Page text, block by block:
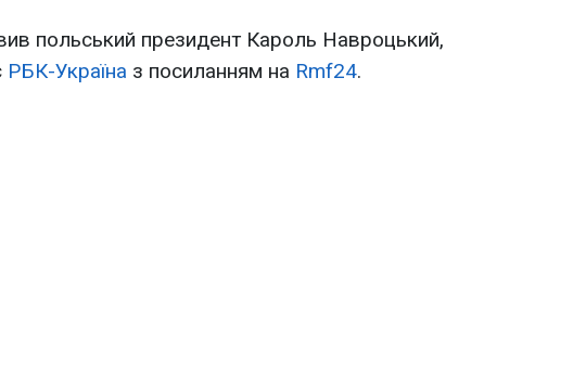
польський президент Кароль Навроцький,
РБК-Україна з посиланням на Rmf24.